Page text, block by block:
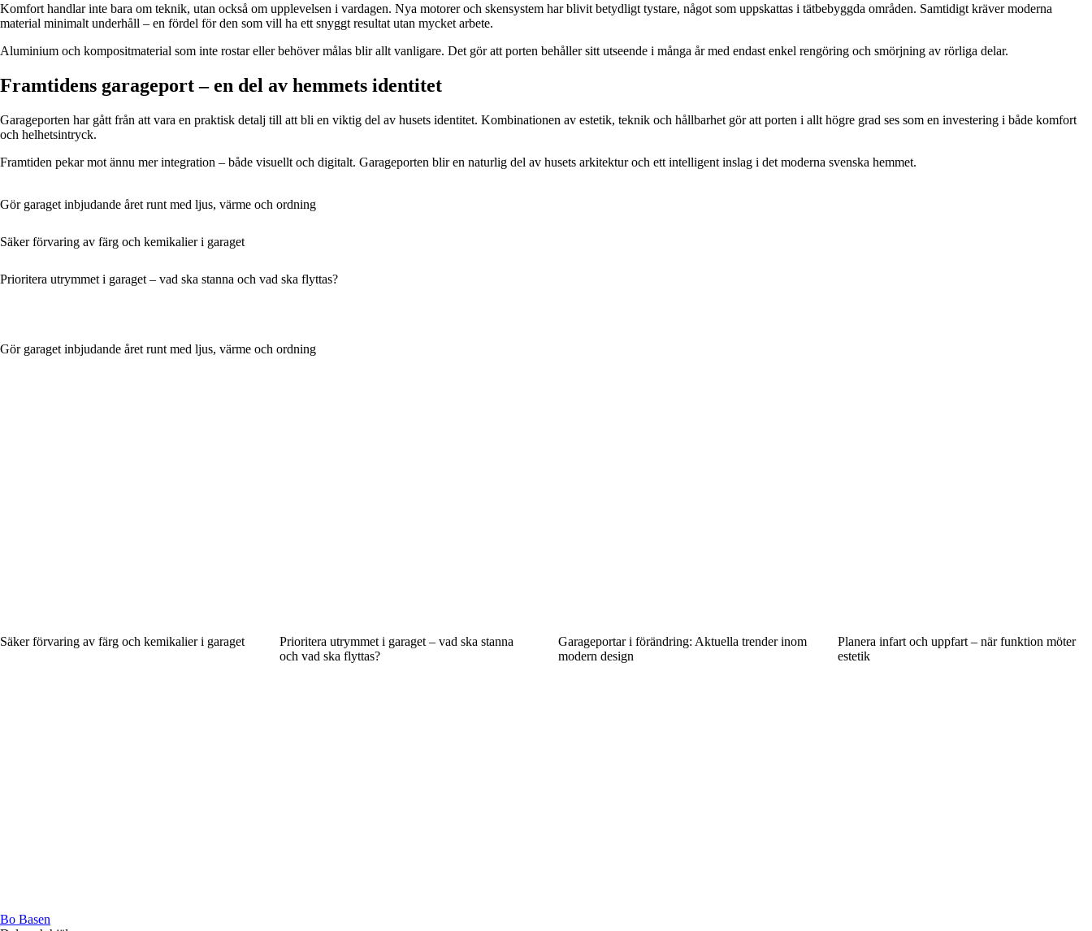
Komfort handlar inte bara om teknik, utan också om upplevelsen i vardagen. Nya motorer och skensystem har blivit betydligt tystare, något som uppskattas i tätbebyggda områden. Samtidigt kräver moderna
material minimalt underhåll – en fördel för den som vill ha ett snyggt resultat utan mycket arbete.
Aluminium och kompositmaterial som inte rostar eller behöver målas blir allt vanligare. Det gör att porten behåller sitt utseende i många år med endast enkel rengöring och smörjning av rörliga delar.
Framtidens garageport – en del av hemmets identitet
Garageporten har gått från att vara en praktisk detalj till att bli en viktig del av husets identitet. Kombinationen av estetik, teknik och hållbarhet gör att porten i allt högre grad ses som en investering i både komfort
och helhetsintryck.
Framtiden pekar mot ännu mer integration – både visuellt och digitalt. Garageporten blir en naturlig del av husets arkitektur och ett intelligent inslag i det moderna svenska hemmet.
Gör garaget inbjudande året runt med ljus, värme och ordning
Säker förvaring av färg och kemikalier i garaget
Prioritera utrymmet i garaget – vad ska stanna och vad ska flyttas?
Gör garaget inbjudande året runt med ljus, värme och ordning
Säker förvaring av färg och kemikalier i garaget
Prioritera utrymmet i garaget – vad ska stanna
och vad ska flyttas?
Garageportar i förändring: Aktuella trender inom
modern design
Planera infart och uppfart – när funktion möter
estetik
Bo Basen